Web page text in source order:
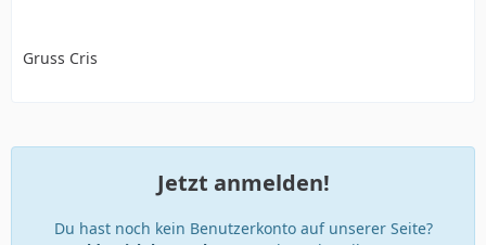
Gruss Cris
Jetzt anmelden!
Du hast noch kein Benutzerkonto auf unserer Seite?